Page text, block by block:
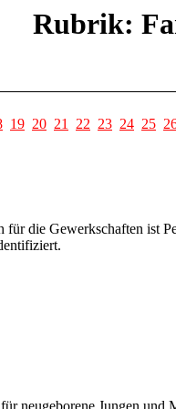
Rubrik:
19 20 21 22 23 24 25
die Gewerkschaften ist